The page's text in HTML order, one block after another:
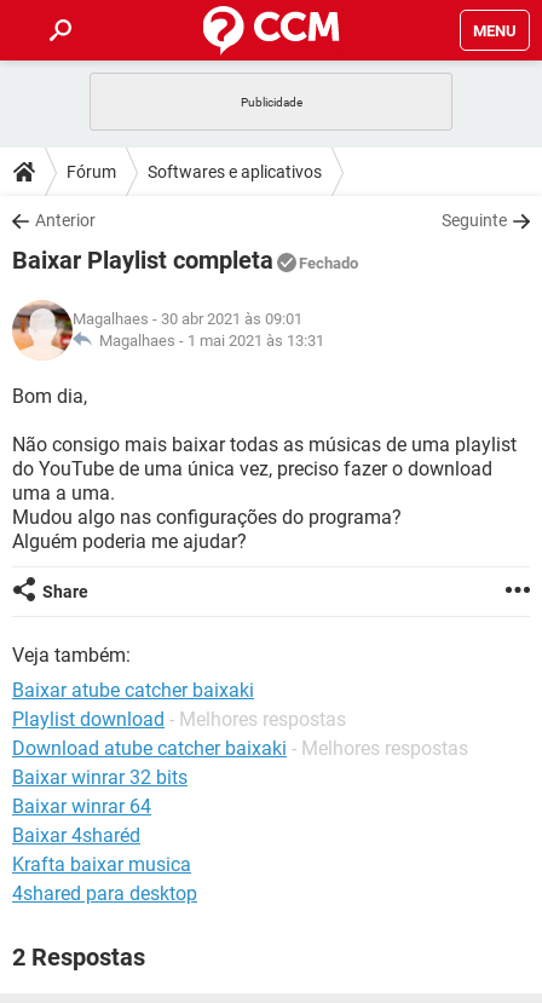
MENU
CELULAR FACEBOOK
OUTLOOK
INSTAGRAM GMAIL
GUIA DE COMPRAS
DICAS
JOGOS WHATSAPP
INSTAGRAM GMAIL
GUIA DE COMPRAS
DOWNLOADS
JOGOS WHATSAPP
CELULAR
OUTLOOK EXCEL
INSTAGRAM
JOGOS WHATSAPP
CELULAR
OUTLOOK
INSTAGRAM GMAIL
GUIA DE COMPRAS
GLOSSÁRIO
JOGOS
OUTLOOK EXCEL
INSTAGRAM GMAIL
GUIA DE COMPRAS
Fórum Softwares e aplicativos
Anterior Seguinte
Baixar Playlist completa Fechado
Magalhaes - 30 abr 2021 às 09:01
Magalhaes - 1 mai 2021 às 13:31
Bom dia,
Não consigo mais baixar todas as músicas de uma playlist
do YouTube de uma única vez, preciso fazer o download
uma a uma.
Mudou algo nas configurações do programa?
Alguém poderia me ajudar?
Share
Veja também:
Baixar atube catcher baixaki
Playlist download - Melhores respostas
Download atube catcher baixaki - Melhores respostas
Baixar winrar 32 bits
Baixar winrar 64
Baixar 4sharéd
Krafta baixar musica
4shared para desktop
2 Respostas